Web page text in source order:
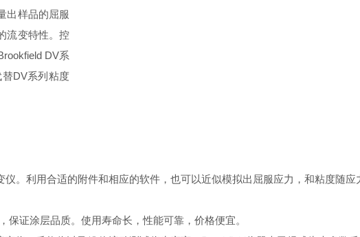
出样品的屈服
流变特性。控
DV系
DV系列粘度
仪。利用合适的附件和相应的软件，也可以近似模拟出屈服应力，和粘度随应
证涂层品质。使用寿命长，性能可靠，价格便宜。